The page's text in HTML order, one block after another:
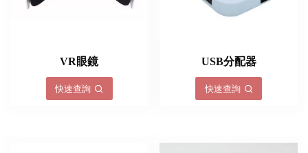
VR眼鏡
快速查詢
USB分配器
快速查詢